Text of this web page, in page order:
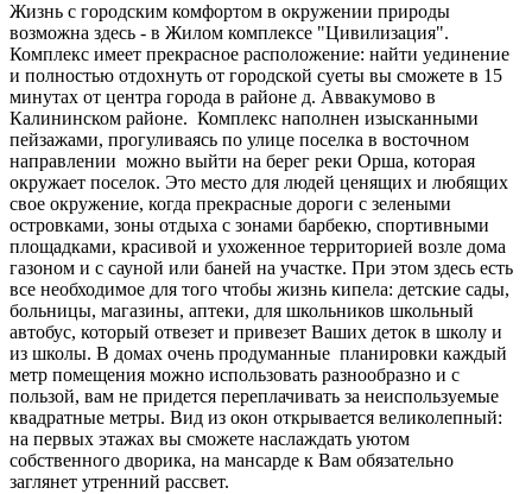
Жизнь с городским комфортом в окружении природы
возможна здесь - в Жилом комплексе "Цивилизация".
Комплекс имеет прекрасное расположение: найти уединение
и полностью отдохнуть от городской суеты вы сможете в 15
минутах от центра города в районе д. Аввакумово в
Калининском районе. Комплекс наполнен изысканными
пейзажами, прогуливаясь по улице поселка в восточном
направлении можно выйти на берег реки Орша, которая
окружает поселок. Это место для людей ценящих и любящих
свое окружение, когда прекрасные дороги с зелеными
островками, зоны отдыха с зонами барбекю, спортивными
площадками, красивой и ухоженное территорией возле дома
газоном и с сауной или баней на участке. При этом здесь есть
все необходимое для того чтобы жизнь кипела: детские сады,
больницы, магазины, аптеки, для школьников школьный
автобус, который отвезет и привезет Ваших деток в школу и
из школы. В домах очень продуманные планировки каждый
метр помещения можно использовать разнообразно и с
пользой, вам не придется переплачивать за неиспользуемые
квадратные метры. Вид из окон открывается великолепный:
на первых этажах вы сможете наслаждать уютом
собственного дворика, на мансарде к Вам обязательно
заглянет утренний рассвет.